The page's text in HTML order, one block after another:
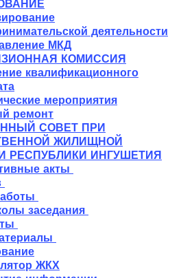
деятельности
МКД
КОМИССИЯ
квалификационного
мероприятия
ремонт
СОВЕТ ПРИ
ЖИЛИЩНОЙ
РЕСПУБЛИКИ ИНГУШЕТИЯ
акты
заседания
ЖКХ